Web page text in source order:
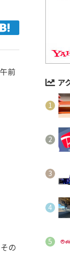
前
の
ア